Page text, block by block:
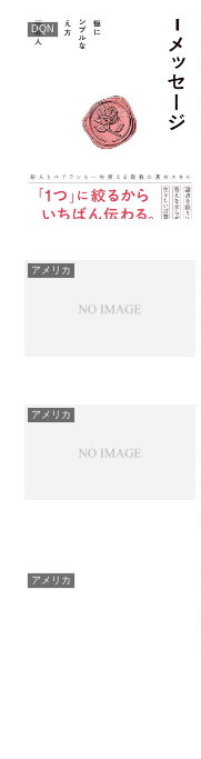
DQN
アメリカ
アメリカ
アメリカ